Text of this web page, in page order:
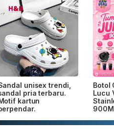
unisex trendi,
pria terbaru.
kartun
Botol
Lucu